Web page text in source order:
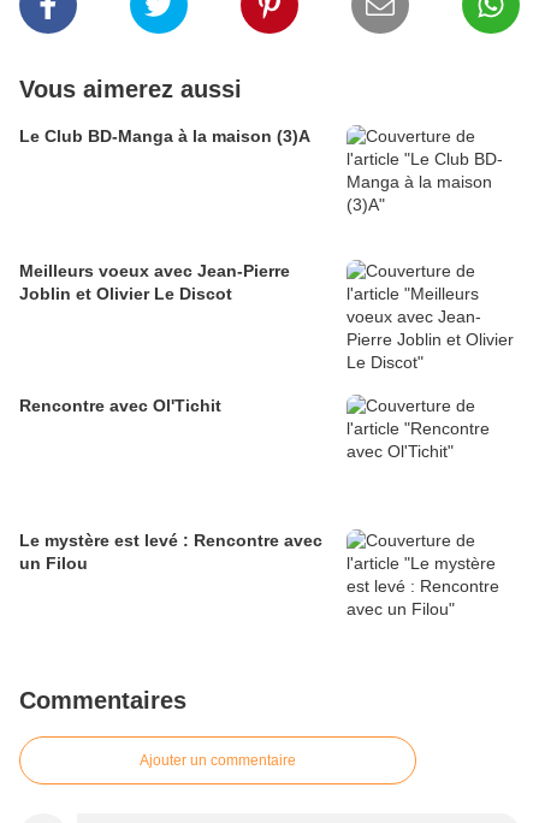
Vous aimerez aussi
Le Club BD-Manga à la maison (3)A
Meilleurs voeux avec Jean-Pierre
Joblin et Olivier Le Discot
Rencontre avec Ol'Tichit
Le mystère est levé : Rencontre avec
un Filou
Commentaires
Ajouter un commentaire